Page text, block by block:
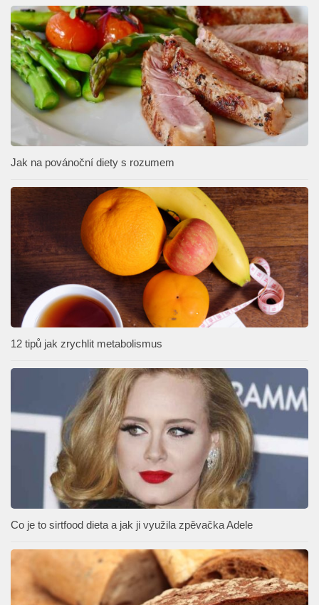
Jak na povánoční diety s rozumem
12 tipů jak zrychlit metabolismus
Co je to sirtfood dieta a jak ji využila zpěvačka Adele